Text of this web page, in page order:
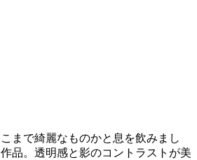
まで綺麗なものかと息を飲みまし
品。透明感と影のコントラストが美